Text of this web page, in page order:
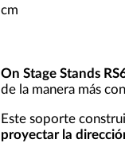
cm
On Stage Stands
de la manera más
Este soporte
proyectar la